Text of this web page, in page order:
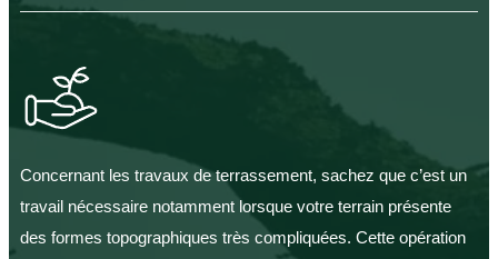
Concernant les travaux de terrassement, sachez que c’est un
travail nécessaire notamment lorsque votre terrain présente
des formes topographiques très compliquées. Cette opération